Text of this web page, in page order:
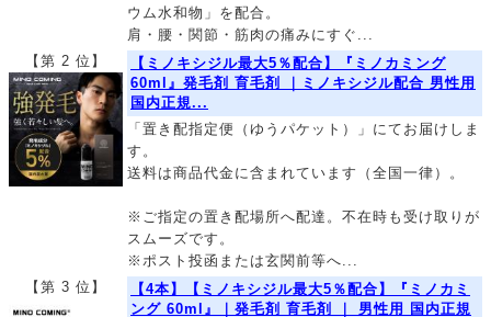
ウム水和物」を配合。
肩・腰・関節・筋肉の痛みにすぐ...
【第 2 位】
【ミノキシジル最大5％配合】『ミノカミング
60ml』発毛剤 育毛剤 ｜ミノキシジル配合 男性用
国内正規...
「置き配指定便（ゆうパケット）」にてお届けしま
す。
送料は商品代金に含まれています（全国一律）。
※ご指定の置き配場所へ配達。不在時も受け取りが
スムーズです。
※ポスト投函または玄関前等へ...
【第 3 位】
【4本】【ミノキシジル最大5％配合】『ミノカミ
ング 60ml』｜発毛剤 育毛剤 ｜ 男性用 国内正規